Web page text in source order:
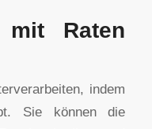
Raten
indem
Sie können die